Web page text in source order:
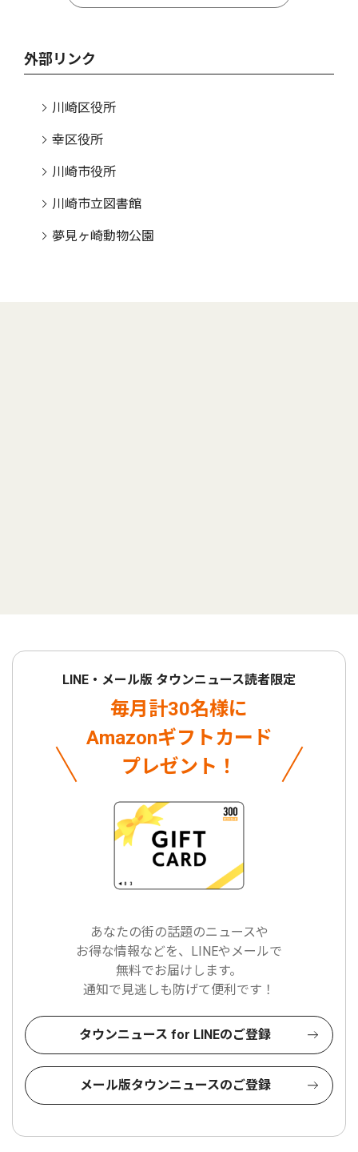
外部リンク
川崎区役所
幸区役所
川崎市役所
川崎市立図書館
夢見ヶ崎動物公園
LINE・メール版 タウンニュース読者限定
毎月計30名様に
Amazonギフトカード
プレゼント！
あなたの街の話題のニュースや
お得な情報などを、LINEやメールで
無料でお届けします。
通知で見逃しも防げて便利です！
タウンニュース for LINEのご登録
メール版タウンニュースのご登録